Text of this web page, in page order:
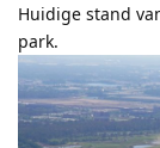
Huidige stand
park.